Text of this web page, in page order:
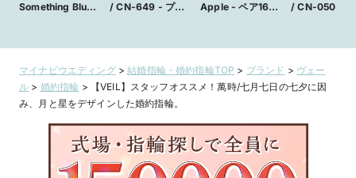
Something Blue
きな花びらを重ね
たような上品なデ
ザイン【VANillA
広島店・福山本
店】
/ CN-649 - プラ
ネーションリング
【VANillA広島
店・福山本店】
Apple - ペア16万
【VANillA広島
店・福山本店】
/ CN-050 - 耐
いシンプルな
指輪【
島店・福山本
マイナビウエディング>結婚指輪・婚約指輪TOP > ブランド > ヴェー
ル > 婚約指輪 >
【VEIL】スタッフオススメ！萬時/七月七日の七夕に因
み、月と星をデザインした婚約指輪。